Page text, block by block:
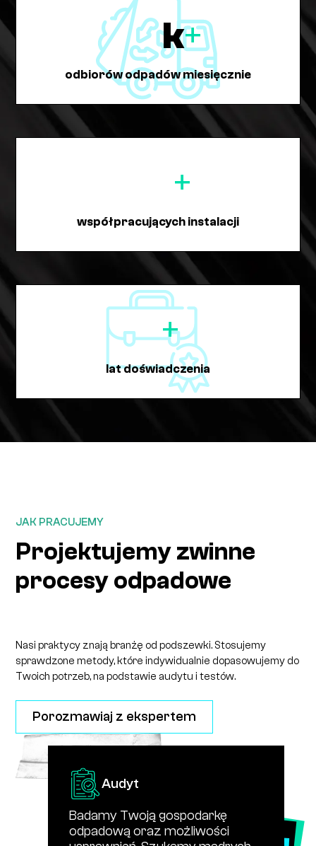
k+
odbiorów odpadów miesięcznie
+
współpracujących instalacji
+
lat doświadczenia
JAK PRACUJEMY
Projektujemy zwinne
procesy odpadowe
Nasi praktycy znają branżę od podszewki. Stosujemy
sprawdzone metody, które indywidualnie dopasowujemy do
Twoich potrzeb, na podstawie audytu i testów.
Porozmawiaj z ekspertem
Audyt
Badamy Twoją gospodarkę
odpadową oraz możliwości
Pilotaż